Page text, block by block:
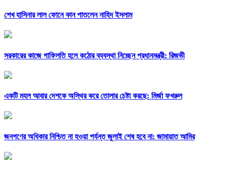
শেখ হাসিনার লাল ফোনে কান পাতলেন নাহিদ ইসলাম
সরকারের কাজে গাফিলতি হলে কঠোর ব্যবস্থা নিচ্ছেন প্রধানমন্ত্রী: রিজভী
একটি মহল আবার দেশকে অস্থির করে তোলার চেষ্টা করছে: মির্জা ফখরুল
জনগণের অধিকার নিশ্চিত না হওয়া পর্যন্ত জুলাই শেষ হবে না: জামায়াত আমির